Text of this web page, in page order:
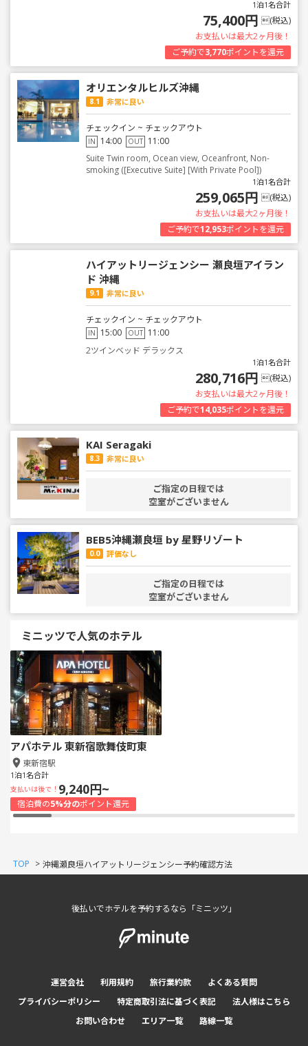
1泊1名合計
75,400円 (税込)
お支払いは最大2ヶ月後！
ご予約で3,770ポイントを還元
オリエンタルヒルズ沖縄
8.1 非常に良い
チェックイン ~ チェックアウト
IN 14:00 OUT 11:00
Suite Twin room, Ocean view, Oceanfront, Non-
smoking ([Executive Suite] [With Private Pool])
1泊1名合計
259,065円 (税込)
お支払いは最大2ヶ月後！
ご予約で12,953ポイントを還元
ハイアットリージェンシー 瀬良垣アイラン
ド 沖縄
9.1 非常に良い
チェックイン ~ チェックアウト
IN 15:00 OUT 11:00
2ツインベッド デラックス
1泊1名合計
280,716円 (税込)
お支払いは最大2ヶ月後！
ご予約で14,035ポイントを還元
KAI Seragaki
8.3 非常に良い
ご指定の日程では
空室がございません
BEB5沖縄瀬良垣 by 星野リゾート
0.0 評価なし
ご指定の日程では
空室がございません
ミニッツで人気のホテル
アパホテル 東新宿歌舞伎町東
東新宿駅
1泊1名合計
支払いは後で！ 9,240円~
宿泊費の5%分のポイント還元
TOP > 沖縄瀬良垣ハイアットリージェンシー予約確認方法
後払いでホテルを予約するなら「ミニッツ」
運営会社 利用規約 旅行業約款
よくある質問
プライバシーポリシー
特定商取引法に基づく表記
法人様はこちら
お問い合わせ
エリア一覧 路線一覧